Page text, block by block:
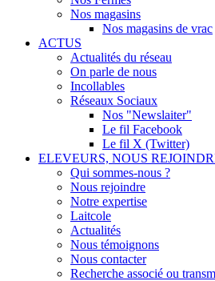
Nos magasins
Nos magasins de vrac
ACTUS
Actualités du réseau
On parle de nous
Incollables
Réseaux Sociaux
Nos "Newslaiter"
Le fil Facebook
Le fil X (Twitter)
ELEVEURS, NOUS
Qui sommes-nous ?
Nous rejoindre
Notre expertise
Laitcole
Actualités
Nous témoignons
Nous contacter
Recherche associé ou